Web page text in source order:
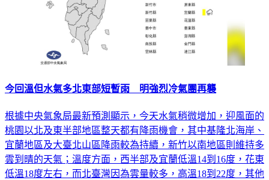
今回溫但水氣多北東部短暫雨 明強烈冷氣團再襲
根據中央氣象局最新預測顯示，今天水氣稍微增加，迎風面的
桃園以北及東半部地區整天都有降雨機會，其中基隆北海岸、
宜蘭地區及大臺北山區降雨較為持續，新竹以南地區則維持多
雲到晴的天氣；溫度方面，西半部及宜蘭低溫14到16度，花東
低溫18度左右，而北臺灣因為雲量較多，高溫18到22度，其他